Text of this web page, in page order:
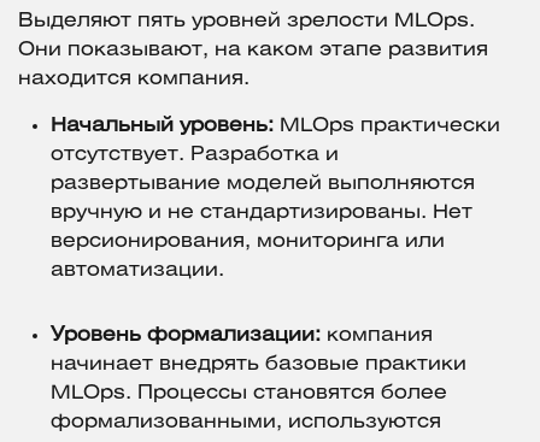
Выделяют пять уровней зрелости MLOps.
Они показывают, на каком этапе развития
находится компания.
Начальный уровень: MLOps практически
отсутствует. Разработка и
развертывание моделей выполняются
вручную и не стандартизированы. Нет
версионирования, мониторинга или
автоматизации.
Уровень формализации: компания
начинает внедрять базовые практики
MLOps. Процессы становятся более
формализованными, используются